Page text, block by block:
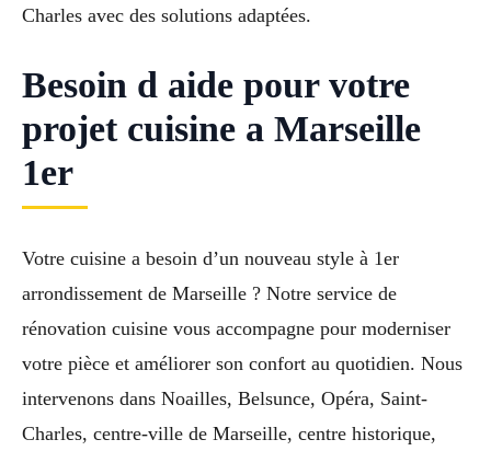
Charles avec des solutions adaptées.
Besoin d aide pour votre
projet cuisine a Marseille
1er
Votre cuisine a besoin d’un nouveau style à 1er
arrondissement de Marseille ? Notre service de
rénovation cuisine vous accompagne pour moderniser
votre pièce et améliorer son confort au quotidien. Nous
intervenons dans Noailles, Belsunce, Opéra, Saint-
Charles, centre-ville de Marseille, centre historique,